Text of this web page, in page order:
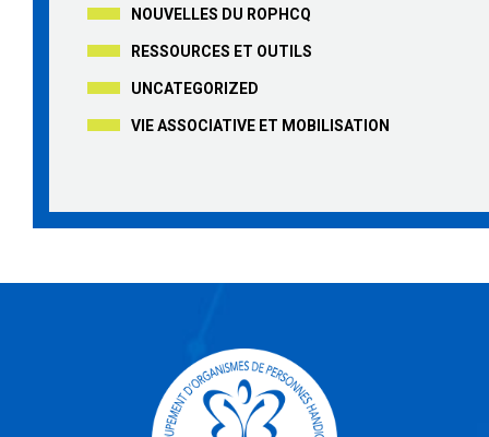
NOUVELLES DU ROPHCQ
RESSOURCES ET OUTILS
UNCATEGORIZED
VIE ASSOCIATIVE ET MOBILISATION